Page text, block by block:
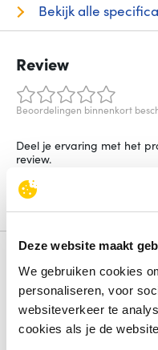
Deze website maakt
We gebruiken cookies
personaliseren, voor
websiteverkeer te
cookies als je de
Bekijk alle
Review
Beoordelingen binnenkort
Deel je ervaring met het
review.
Schrijf een review
Alternatieven
Vergelijk